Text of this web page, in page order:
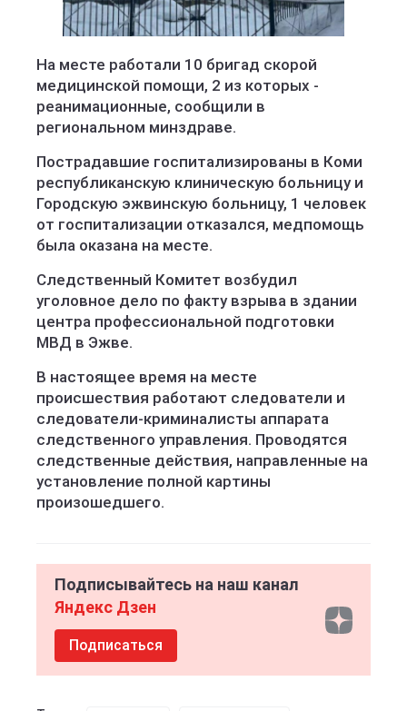
На месте работали 10 бригад скорой
медицинской помощи, 2 из которых -
реанимационные, сообщили в
региональном минздраве.
Пострадавшие госпитализированы в Коми
республиканскую клиническую больницу и
Городскую эжвинскую больницу, 1 человек
от госпитализации отказался, медпомощь
была оказана на месте.
Следственный Комитет возбудил
уголовное дело по факту взрыва в здании
центра профессиональной подготовки
МВД в Эжве.
В настоящее время на месте
происшествия работают следователи и
следователи-криминалисты аппарата
следственного управления. Проводятся
следственные действия, направленные на
установление полной картины
произошедшего.
Подписывайтесь на наш канал
Яндекс Дзен
Подписаться